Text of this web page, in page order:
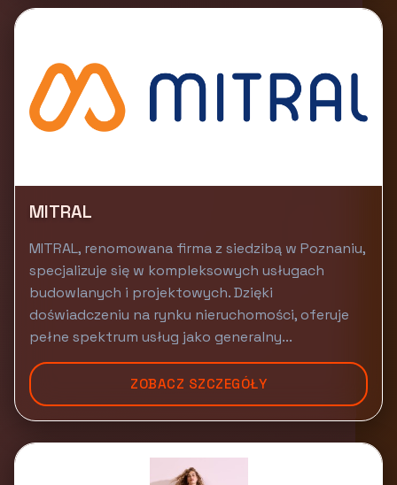
MITRAL
MITRAL, renomowana firma z siedzibą w Poznaniu,
specjalizuje się w kompleksowych usługach
budowlanych i projektowych. Dzięki
doświadczeniu na rynku nieruchomości, oferuje
pełne spektrum usług jako generalny...
ZOBACZ SZCZEGÓŁY